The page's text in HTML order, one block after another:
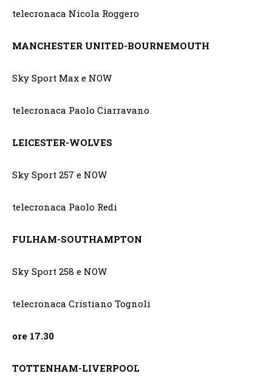
telecronaca Nicola Roggero
MANCHESTER UNITED-BOURNEMOUTH
Sky Sport Max e NOW
telecronaca Paolo Ciarravano
LEICESTER-WOLVES
Sky Sport 257 e NOW
telecronaca Paolo Redi
FULHAM-SOUTHAMPTON
Sky Sport 258 e NOW
telecronaca Cristiano Tognoli
ore 17.30
TOTTENHAM-LIVERPOOL